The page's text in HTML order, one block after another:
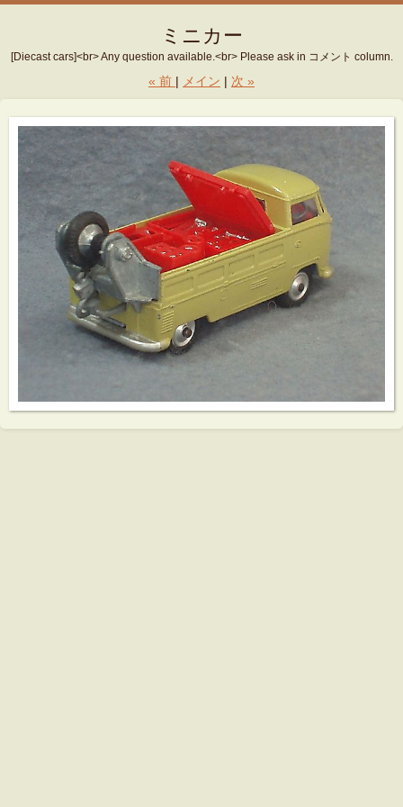
ミニカー
[Diecast cars]<br> Any question available.<br> Please ask in コメント column.
« 前 メイン 次 »